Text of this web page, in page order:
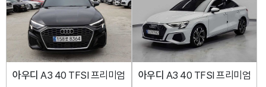
아우디 A3 40 TFSI 프리미엄 아우디 A3 40 TFSI 프리미엄